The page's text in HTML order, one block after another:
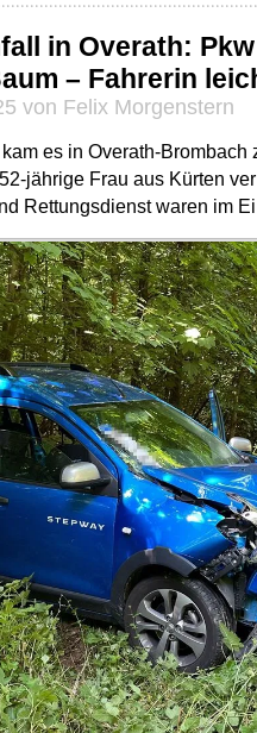
in Overath:
– Fahrerin
von Felix Morgenstern
es in Overath-Brombach
jährige Frau aus Kürten
Rettungsdienst waren im